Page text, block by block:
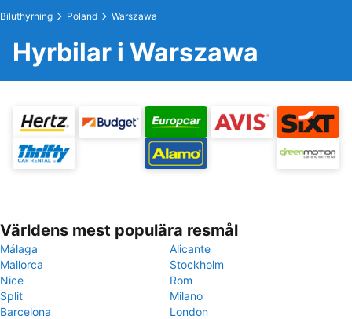
Biluthyrning Poland Warszawa
Hyrbilar i Warszawa
Världens mest populära resmål
Málaga
Alicante
Mallorca
Stockholm
Nice
Rom
Split
Milano
Barcelona
London